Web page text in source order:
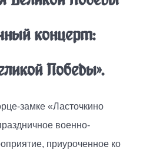
концерт:
Победы».
замке «Ласточкино
военно-
приуроченное ко